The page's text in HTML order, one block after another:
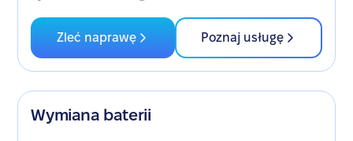
Zleć naprawę Poznaj usługę
Wymiana baterii